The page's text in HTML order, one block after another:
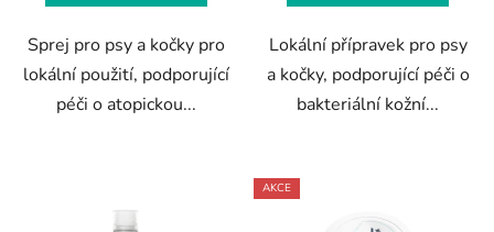
Sprej pro psy a kočky pro
lokální použití, podporující
péči o atopickou...
Lokální přípravek pro psy
a kočky, podporující péči o
bakteriální kožní...
AKCE